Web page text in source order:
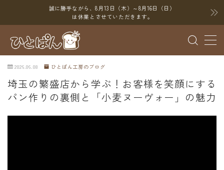
誠に勝手ながら、8月13日（木）～8月16日（日）
は休業とさせていただきます。
MENU
ブログ
SNS
YouTube
2026.06.08 ひとぱん工房のブログ
埼玉の繁盛店から学ぶ！お客様を笑顔にする
パン作りの裏側と「小麦ヌーヴォー」の魅力